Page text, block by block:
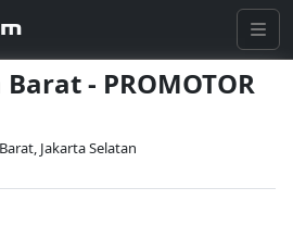
- PROMOTOR
Jakarta Selatan